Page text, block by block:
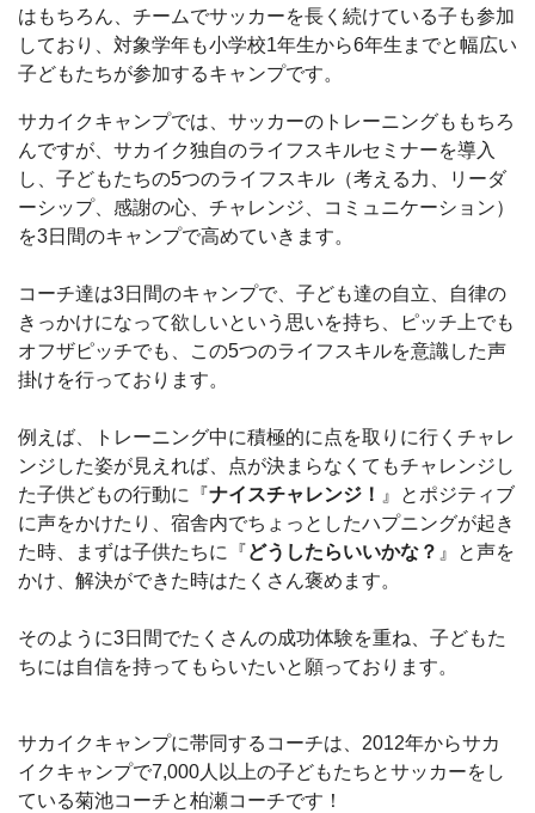
はもちろん、チームでサッカーを長く続けている子も参加
しており、対象学年も小学校1年生から6年生までと幅広い
子どもたちが参加するキャンプです。
サカイクキャンプでは、サッカーのトレーニングももちろ
んですが、サカイク独自のライフスキルセミナーを導入
し、子どもたちの5つのライフスキル（考える力、リーダ
ーシップ、感謝の心、チャレンジ、コミュニケーション）
を3日間のキャンプで高めていきます。
コーチ達は3日間のキャンプで、子ども達の自立、自律の
きっかけになって欲しいという思いを持ち、ピッチ上でも
オフザピッチでも、この5つのライフスキルを意識した声
掛けを行っております。
例えば、トレーニング中に積極的に点を取りに行くチャレ
ンジした姿が見えれば、点が決まらなくてもチャレンジし
た子供どもの行動に『ナイスチャレンジ！ 』とポジティブ
に声をかけたり、宿舎内でちょっとしたハプニングが起き
た時、まずは子供たちに『どうしたらいいかな？ 』と声を
かけ、解決ができた時はたくさん褒めます。
そのように3日間でたくさんの成功体験を重ね、子どもた
ちには自信を持ってもらいたいと願っております。
サカイクキャンプに帯同するコーチは、2012年からサカ
イクキャンプで7,000人以上の子どもたちとサッカーをし
ている菊池コーチと柏瀬コーチです！